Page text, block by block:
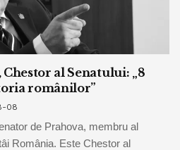
al Senatului: „8
românilor”
08
de Prahova, membru al
România. Este Chestor al